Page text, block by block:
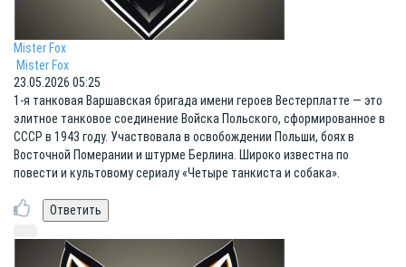
Mister Fox
Mister Fox
23.05.2026 05:25
1-я танковая Варшавская бригада имени героев Вестерплатте — это
элитное танковое соединение Войска Польского, сформированное в
СССР в 1943 году. Участвовала в освобождении Польши, боях в
Восточной Померании и штурме Берлина. Широко известна по
повести и культовому сериалу «Четыре танкиста и собака».